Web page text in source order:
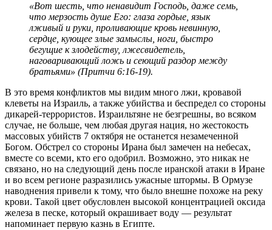
«Вот шесть, что ненавидит Господь, даже семь,
что мерзость душе Его: глаза гордые, язык
лживый и руки, проливающие кровь невинную,
сердце, кующее злые замыслы, ноги, быстро
бегущие к злодейству, лжесвидетель,
наговаривающий ложь и сеющий раздор между
братьями» (Притчи 6:16-19).
В это время конфликтов мы видим много лжи, кровавой
клеветы на Израиль, а также убийства и беспредел со стороны
дикарей-террористов. Израильтяне не безгрешны, во всяком
случае, не больше, чем любая другая нация, но жестокость
массовых убийств 7 октября не останется незамеченной
Богом. Обстрел со стороны Ирана был замечен на небесах,
вместе со всеми, кто его одобрил. Возможно, это никак не
связано, но на следующий день после иранской атаки в Иране
и во всем регионе разразились ужасные штормы. В Ормузе
наводнения привели к тому, что было внешне похоже на реку
крови. Такой цвет обусловлен высокой концентрацией оксида
железа в песке, который окрашивает воду — результат
напоминает первую казнь в Египте.